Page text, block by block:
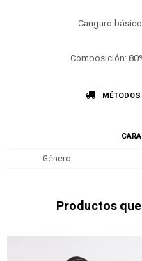
Canguro
Composición:
Género
Productos